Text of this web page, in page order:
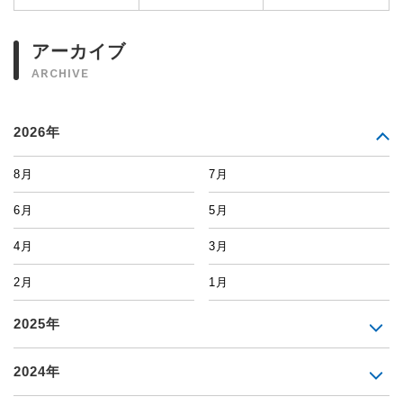
アーカイブ
ARCHIVE
2026年
8月 7月
6月 5月
4月 3月
2月 1月
2025年
2024年